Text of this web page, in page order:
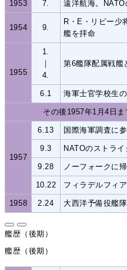
1953 7. 遠洋航海。
1954 9.
R・E・リビー少
艦を拝命
1955
1.
｜
4.
第6艦隊配属戦艦
6.1 海軍士官学校生
その後1957年1月4日
1957
6.13 国際海軍調査に
9.3 NATOのストラ
9.28 ノーフォークに
10.22 フィラデルフィ
1958 2.24 大西洋予備役艦
艦歴（後期）
艦歴（後期）